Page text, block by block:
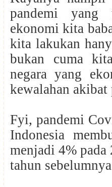
pandemi yang
ekonomi kita
kita lakukan
bukan cuma
negara yang
kewalahan
Fyi, pandemi
Indonesia
menjadi 4%
tahun